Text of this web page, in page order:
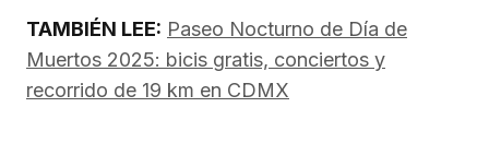
TAMBIÉN LEE: Paseo Nocturno de Día de
Muertos 2025: bicis gratis, conciertos y
recorrido de 19 km en CDMX